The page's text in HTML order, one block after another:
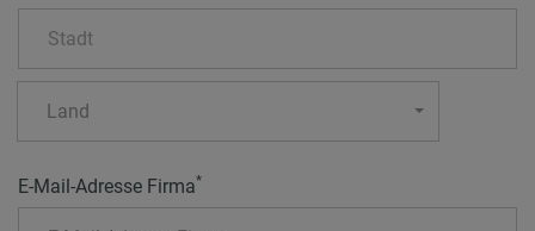
Land
E-Mail-Adresse Firma*